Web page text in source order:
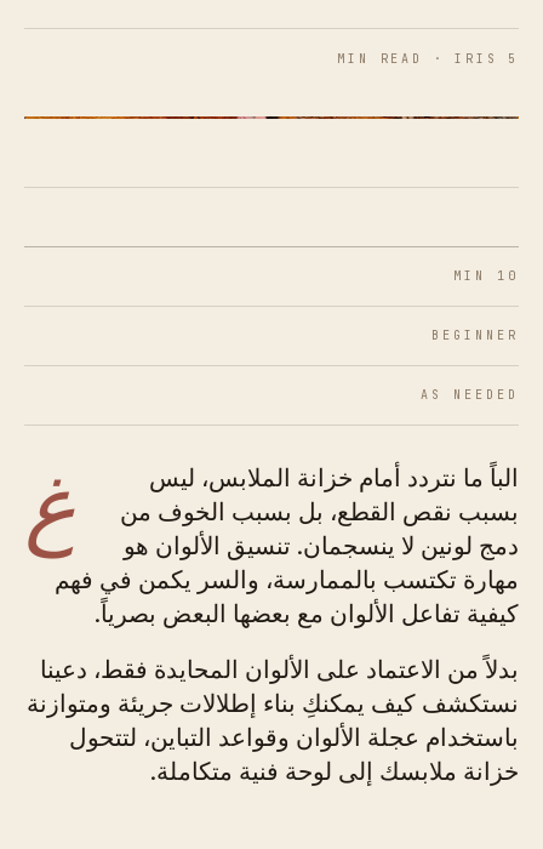
5 MIN READ · IRIS
10 MIN
BEGINNER
AS NEEDED
غ
الباً ما نتردد أمام خزانة الملابس، ليس
بسبب نقص القطع، بل بسبب الخوف من
دمج لونين لا ينسجمان. تنسيق الألوان هو
مهارة تكتسب بالممارسة، والسر يكمن في فهم
كيفية تفاعل الألوان مع بعضها البعض بصرياً.
بدلاً من الاعتماد على الألوان المحايدة فقط، دعينا
نستكشف كيف يمكنكِ بناء إطلالات جريئة ومتوازنة
باستخدام عجلة الألوان وقواعد التباين، لتتحول
خزانة ملابسك إلى لوحة فنية متكاملة.